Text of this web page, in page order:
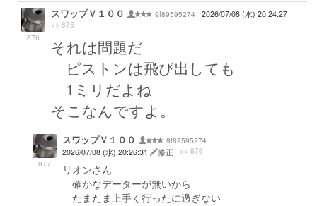
876
スワップＶ１００ 9f89595274 2026/07/08 (水) 20:24:27
>> 875
それは問題だ
ピストンは飛び出しても
1ミリだよね
そこなんですよ。
877
スワップＶ１００
9f89595274
2026/07/08 (水) 20:26:31
修正 >> 876
リオンさん
確かなデーターが無いから
たまたま上手く行ったに過ぎない